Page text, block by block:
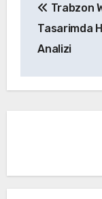
Trabzon
Tasarimda
Analizi